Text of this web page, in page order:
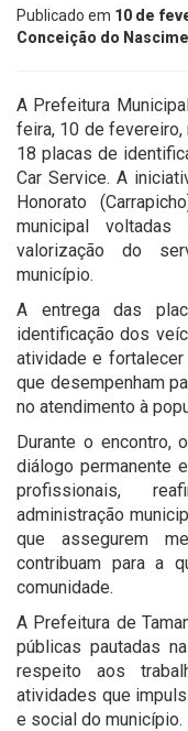
Publicado em 10 de
Conceição do
A Prefeitura
feira, 10 de fevereiro,
18 placas de
Car Service. A
Honorato
municipal voltadas
valorização do
município.
A entrega das
identificação dos
atividade e
que desempenham
no atendimento à
Durante o encontro,
diálogo permanente
profissionais,
administração
que assegurem
contribuam para a
comunidade.
A Prefeitura de
públicas pautadas
respeito aos
atividades que
e social do município.